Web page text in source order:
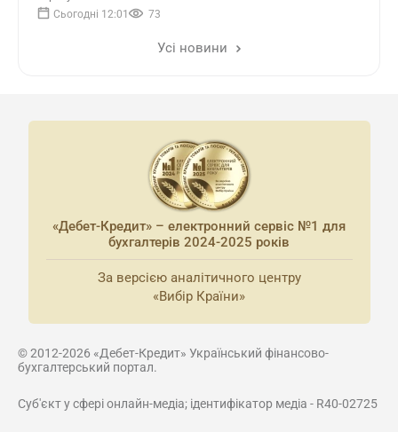
Сьогодні 12:01 73
Усі новини
«Дебет-Кредит» – електронний сервіс №1 для
бухгалтерів 2024-2025 років
За версією аналітичного центру
«Вибір Країни»
© 2012-2026 «Дебет-Кредит» Український фінансово-
бухгалтерський портал.
Суб'єкт у сфері онлайн-медіа; ідентифікатор медіа - R40-02725